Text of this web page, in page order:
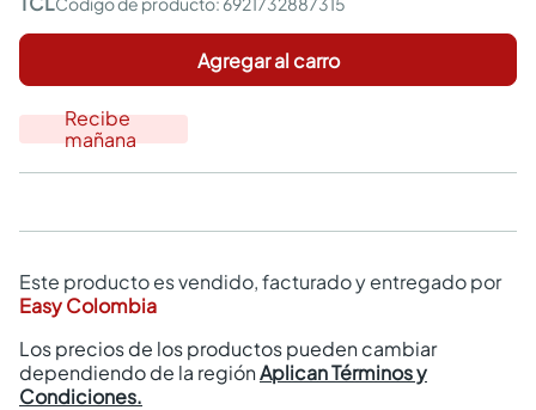
Agregar al carro
Recibe
mañana
Este producto es vendido, facturado y entregado por
Easy Colombia
Los precios de los productos pueden cambiar
dependiendo de la regiónAplican Términos y
Condiciones.